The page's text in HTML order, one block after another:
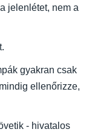
jelenlétet, nem a
gyakran csak
ellenőrizze,
- hivatalos